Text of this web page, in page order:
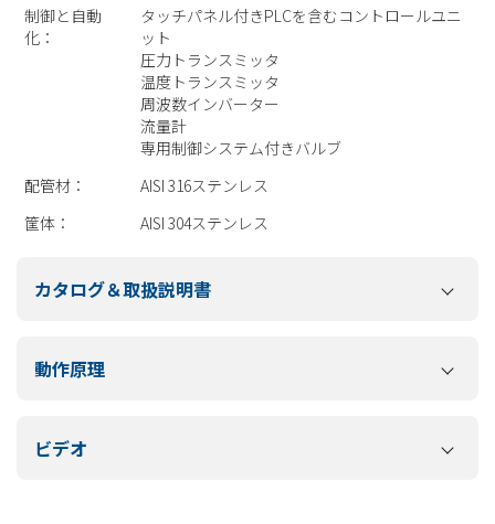
制御と自動
化：
タッチパネル付きPLCを含むコントロールユニ
ット
圧力トランスミッタ
温度トランスミッタ
周波数インバーター
流量計
専用制御システム付きバルブ
配管材：
AISI 316ステンレス
筐体：
AISI 304ステンレス
カタログ＆取扱説明書
動作原理
ビデオ